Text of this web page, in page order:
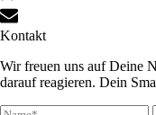
Kontakt
Wir freuen uns auf Deine
darauf reagieren. Dein